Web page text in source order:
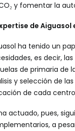
y fomentar la
de
ha tenido un
es decir,
de primaria de
y selección de
de cada
actuado, pues,
a